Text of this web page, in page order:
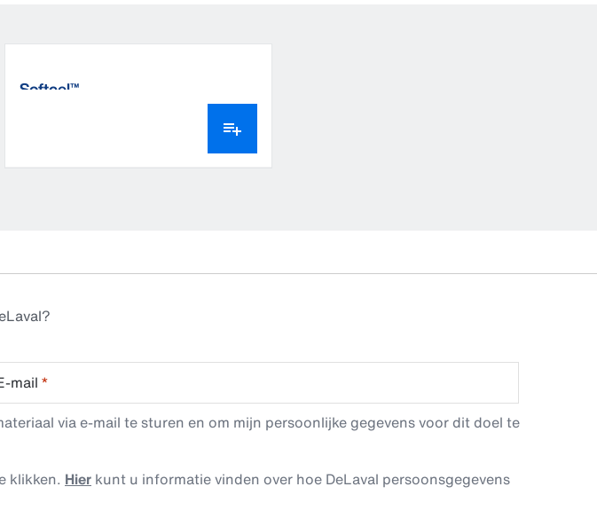
Softcel™
mail *
via e-mail te sturen en om mijn persoonlijke gegevens voor dit doel te
klikken. Hier kunt u informatie vinden over hoe DeLaval persoonsgegevens